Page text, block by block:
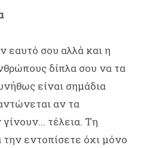
εαυτό σου αλλά και η
δίπλα σου να τα
είναι σημάδια
αν τα
τέλεια. Τη
εντοπίσετε όχι μόνο